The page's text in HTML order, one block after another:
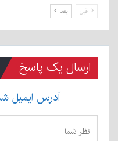
قبل بعد
ارسال یک پاسخ
آدرس ایمیل